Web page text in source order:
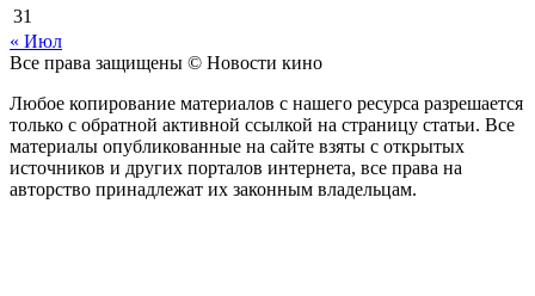
31
« Июл
Все права защищены © Новости кино
Любое копирование материалов с нашего ресурса разрешается
только с обратной активной ссылкой на страницу статьи. Все
материалы опубликованные на сайте взяты с открытых
источников и других порталов интернета, все права на
авторство принадлежат их законным владельцам.